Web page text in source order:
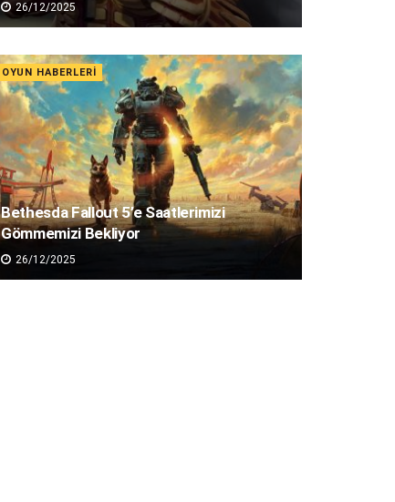
26/12/2025
OYUN HABERLERI
Bethesda Fallout 5’e Saatlerimizi
Gömmemizi Bekliyor
26/12/2025